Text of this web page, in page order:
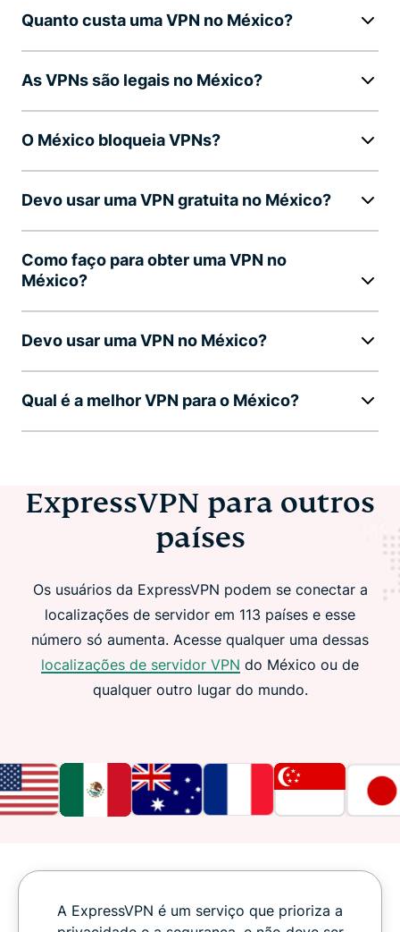
Quanto custa uma VPN no México?
As VPNs são legais no México?
O México bloqueia VPNs?
Devo usar uma VPN gratuita no México?
Como faço para obter uma VPN no
México?
Devo usar uma VPN no México?
Qual é a melhor VPN para o México?
ExpressVPN para outros
países
Os usuários da ExpressVPN podem se conectar a
localizações de servidor em 113 países e esse
número só aumenta. Acesse qualquer uma dessas
localizações de servidor VPN do México ou de
qualquer outro lugar do mundo.
A ExpressVPN é um serviço que prioriza a